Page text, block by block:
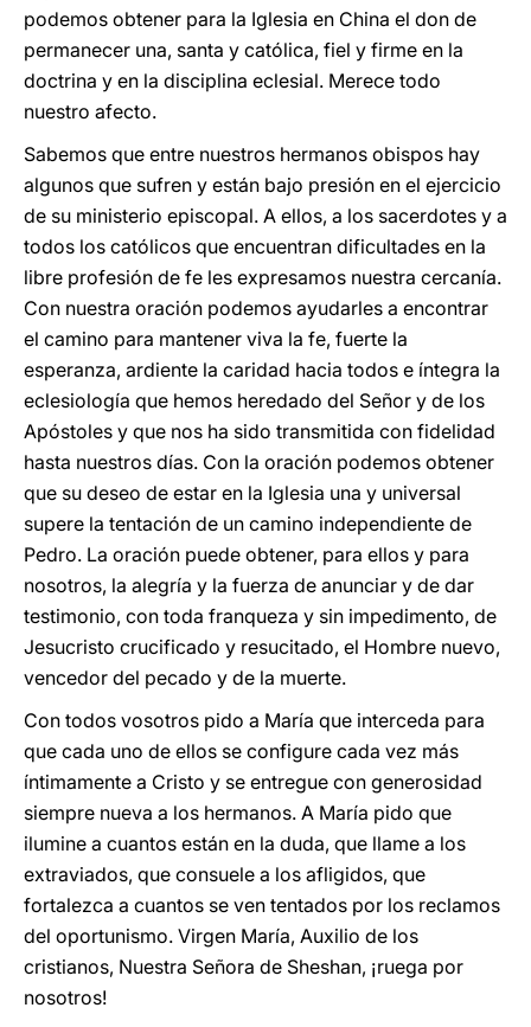
podemos obtener para la Iglesia en China el don de
permanecer una, santa y católica, fiel y firme en la
doctrina y en la disciplina eclesial. Merece todo
nuestro afecto.
Sabemos que entre nuestros hermanos obispos hay
algunos que sufren y están bajo presión en el ejercicio
de su ministerio episcopal. A ellos, a los sacerdotes y a
todos los católicos que encuentran dificultades en la
libre profesión de fe les expresamos nuestra cercanía.
Con nuestra oración podemos ayudarles a encontrar
el camino para mantener viva la fe, fuerte la
esperanza, ardiente la caridad hacia todos e íntegra la
eclesiología que hemos heredado del Señor y de los
Apóstoles y que nos ha sido transmitida con fidelidad
hasta nuestros días. Con la oración podemos obtener
que su deseo de estar en la Iglesia una y universal
supere la tentación de un camino independiente de
Pedro. La oración puede obtener, para ellos y para
nosotros, la alegría y la fuerza de anunciar y de dar
testimonio, con toda franqueza y sin impedimento, de
Jesucristo crucificado y resucitado, el Hombre nuevo,
vencedor del pecado y de la muerte.
Con todos vosotros pido a María que interceda para
que cada uno de ellos se configure cada vez más
íntimamente a Cristo y se entregue con generosidad
siempre nueva a los hermanos. A María pido que
ilumine a cuantos están en la duda, que llame a los
extraviados, que consuele a los afligidos, que
fortalezca a cuantos se ven tentados por los reclamos
del oportunismo. Virgen María, Auxilio de los
cristianos, Nuestra Señora de Sheshan, ¡ruega por
nosotros!